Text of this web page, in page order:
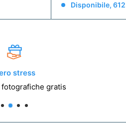
Disponibile,
stress
gratis